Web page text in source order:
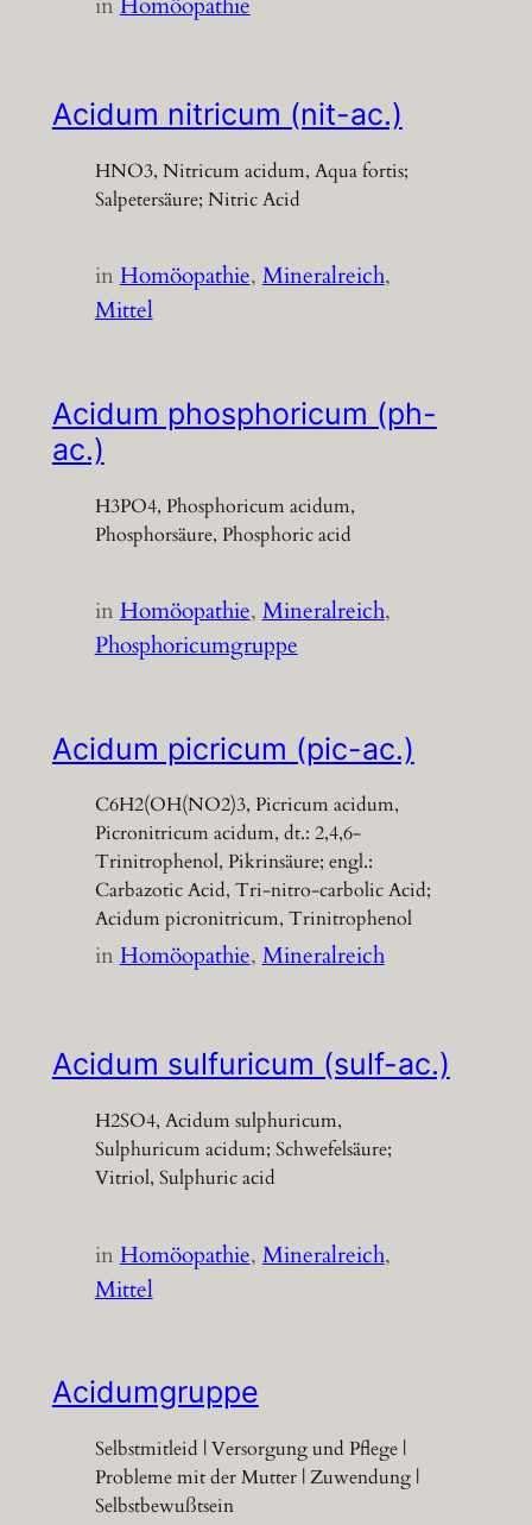
Acidum nitricum (nit-ac.)
HNO3, Nitricum acidum, Aqua fortis;
Salpetersäure; Nitric Acid
inHomöopathie, Mineralreich
Mittel
Acidum phosphoricum (ph-
ac.)
H3PO4, Phosphoricum acidum,
Phosphorsäure, Phosphoric acid
inHomöopathie, Mineralreich
Phosphoricumgruppe
Acidum picricum (pic-ac.)
C6H2(OH(NO2)3, Picricum acidum,
Picronitricum acidum, dt.: 2,4,6-
Trinitrophenol, Pikrinsäure; engl.:
Carbazotic Acid, Tri-nitro-carbolic Acid;
Acidum picronitricum, Trinitrophenol
inHomöopathie, Mineralreich
Acidum sulfuricum (sulf-ac.)
H2SO4, Acidum sulphuricum,
Sulphuricum acidum; Schwefelsäure;
Vitriol, Sulphuric acid
inHomöopathie, Mineralreich
Mittel
Acidumgruppe
Selbstmitleid | Versorgung und Pflege |
Probleme mit der Mutter | Zuwendung |
Selbstbewußtsein